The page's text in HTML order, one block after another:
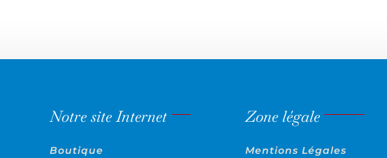
Notre site Internet
Boutique
Zone légale
Mentions Légales